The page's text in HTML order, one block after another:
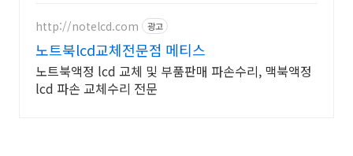
http://notelcd.com 광고
노트북lcd교체전문점 메티스
노트북액정 lcd 교체 및 부품판매 파손수리, 맥북액정
lcd 파손 교체수리 전문